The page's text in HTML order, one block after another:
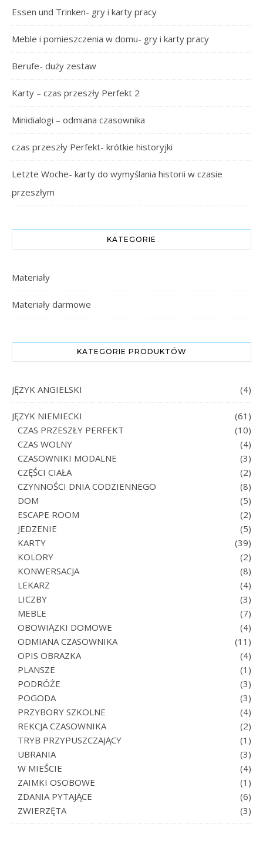
Essen und Trinken- gry i karty pracy
Meble i pomieszczenia w domu- gry i karty pracy
Berufe- duży zestaw
Karty – czas przeszły Perfekt 2
Minidialogi – odmiana czasownika
czas przeszły Perfekt- krótkie historyjki
Letzte Woche- karty do wymyślania historii w czasie
przeszłym
KATEGORIE
Materiały
Materiały darmowe
KATEGORIE PRODUKTÓW
JĘZYK ANGIELSKI (4)
JĘZYK NIEMIECKI
(61)
CZAS PRZESZŁY PERFEKT
(10)
CZAS WOLNY
(4)
CZASOWNIKI MODALNE
(3)
CZĘŚCI CIAŁA
(2)
CZYNNOŚCI DNIA CODZIENNEGO
(8)
DOM
(5)
ESCAPE ROOM
(2)
JEDZENIE
(5)
KARTY
(39)
KOLORY
(2)
KONWERSACJA
(8)
LEKARZ
(4)
LICZBY
(3)
MEBLE
(7)
OBOWIĄZKI DOMOWE
(4)
ODMIANA CZASOWNIKA
(11)
OPIS OBRAZKA
(4)
PLANSZE
(1)
PODRÓŻE
(3)
POGODA
(3)
PRZYBORY SZKOLNE
(4)
REKCJA CZASOWNIKA
(2)
TRYB PRZYPUSZCZAJĄCY
(1)
UBRANIA
(3)
W MIEŚCIE
(4)
ZAIMKI OSOBOWE
(1)
ZDANIA PYTAJĄCE
(6)
ZWIERZĘTA
(3)